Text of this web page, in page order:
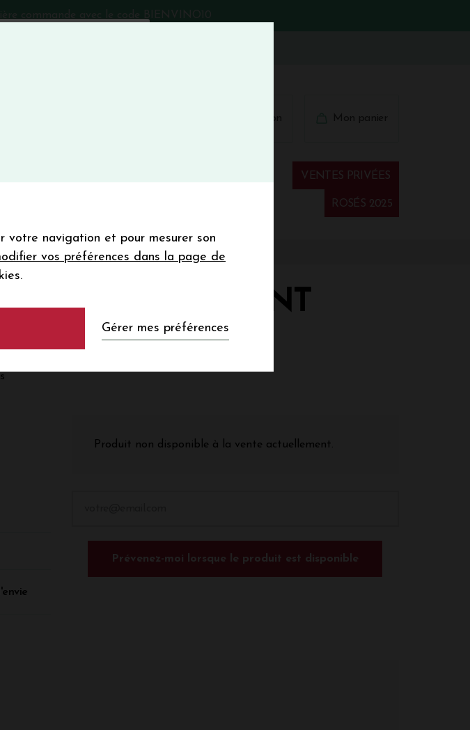
votre navigation et pour mesurer son
vos préférences dans la page de
Gérer mes préférences
ROSÉS 2025
VENTES PRIVÉES
LAROCHE SAINT
2018
Produit non disponible à la vente actuellement.
Prévenez-moi lorsque le produit est disponible
j’accepte de recevoir la newsletter de la
Bordeaux.